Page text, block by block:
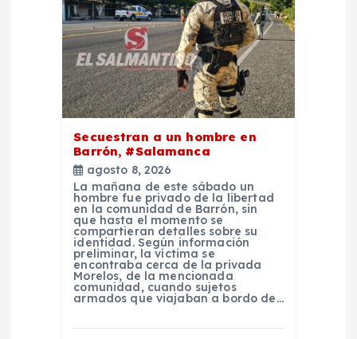
Secuestran a un hombre en
Barrón, #Salamanca
agosto 8, 2026
La mañana de este sábado un
hombre fue privado de la libertad
en la comunidad de Barrón, sin
que hasta el momento se
compartieran detalles sobre su
identidad. Según información
preliminar, la víctima se
encontraba cerca de la privada
Morelos, de la mencionada
comunidad, cuando sujetos
armados que viajaban a bordo de…